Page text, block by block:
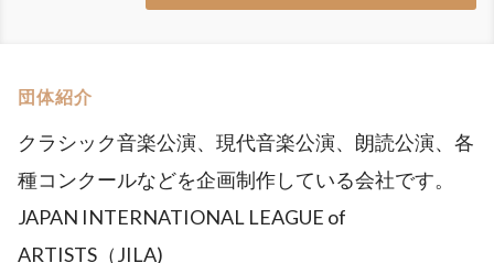
団体紹介
クラシック音楽公演、現代音楽公演、朗読公演、各
種コンクールなどを企画制作している会社です。
JAPAN INTERNATIONAL LEAGUE of
ARTISTS（JILA)